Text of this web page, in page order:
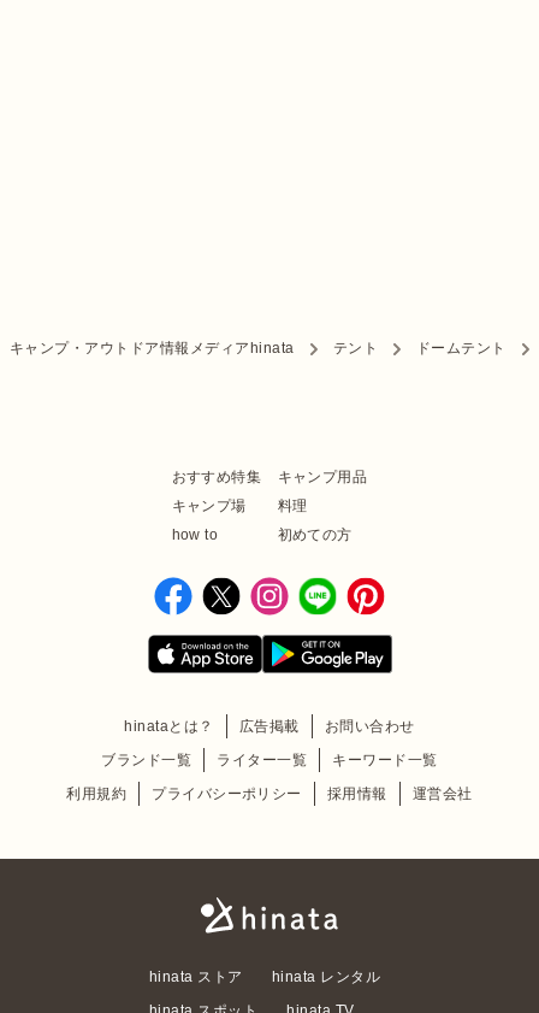
キャンプ・アウトドア情報メディアhinata テント ドームテント
おすすめ特集
キャンプ用品
キャンプ場
料理
how to
初めての方
hinataとは？ 広告掲載
お問い合わせ
ブランド一覧
ライター一覧
キーワード一覧
利用規約
プライバシーポリシー 採用情報 運営会社
hinata ストア
hinata レンタル